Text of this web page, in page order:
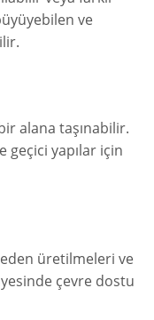
ve
alana taşınabilir.
geçici yapılar için
üretilmeleri ve
çevre dostu